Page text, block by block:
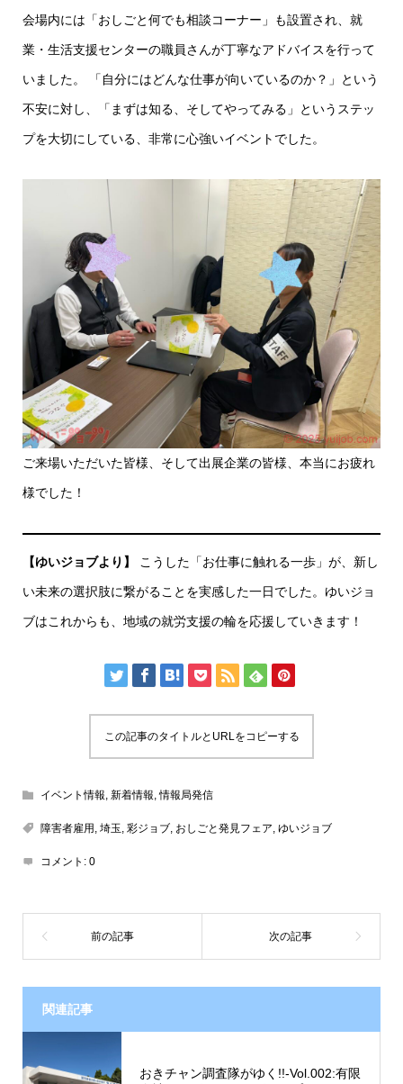
会場内には「おしごと何でも相談コーナー」も設置され、就
業・生活支援センターの職員さんが丁寧なアドバイスを行って
いました。 「自分にはどんな仕事が向いているのか？」という
不安に対し、「まずは知る、そしてやってみる」というステッ
プを大切にしている、非常に心強いイベントでした。
ご来場いただいた皆様、そして出展企業の皆様、本当にお疲れ
様でした！
【ゆいジョブより】 こうした「お仕事に触れる一歩」が、新し
い未来の選択肢に繋がることを実感した一日でした。ゆいジョ
ブはこれからも、地域の就労支援の輪を応援していきます！
この記事のタイトルとURLをコピーする
イベント情報 新着情報 ,情報局発信
障害者雇用 埼玉 彩ジョブ, おしごと発見フェア ゆいジョブ
コメント: 0
関連記事
おきチャン調査隊がゆく!!-Vol.002:有限